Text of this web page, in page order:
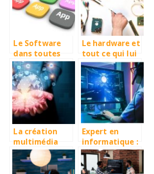
Le Software
dans toutes
ses états
Le hardware et
tout ce qui lui
concerne
La création
multimédia
par Francis
Baconnet
Expert en
informatique :
un guide pour
en arriver